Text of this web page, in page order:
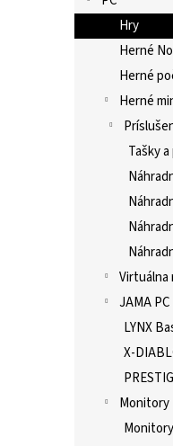
Hry
Herné
Herné
Herné
Tašky
Virtuálna
JAMA
LYNX
X-
Monitory